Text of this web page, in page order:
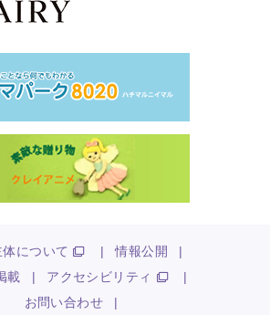
について | 情報公開
|
載
| アクセシビリティ
|
お問い合わせ
|